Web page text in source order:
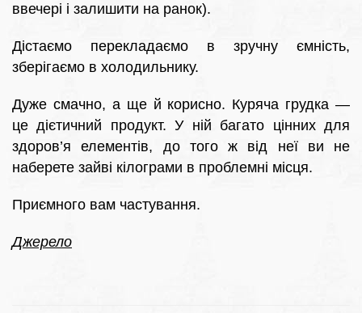
ввечері і залишити на ранок).
Дістаємо перекладаємо в зручну ємність,
зберігаємо в холодильнику.
Дуже смачно, а ще й корисно. Куряча грудка —
це дієтичний продукт. У ній багато цінних для
здоров’я елементів, до того ж від неї ви не
наберете зайві кілограми в проблемні місця.
Приємного вам частування.
Джерело